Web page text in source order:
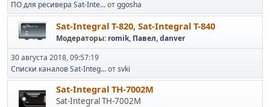
ПО для ресивера Sat-Inte...отggosha
Sat-Integral T-820, Sat-Integral T-840
Модераторы: romik, Павел,danver
30 августа 2018, 09:57:19
Списки каналов Sat-Integ...отsvki
Sat-Integral TH-7002M
Sat-Integral TH-7002M